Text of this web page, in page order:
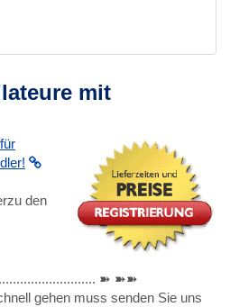
mit
den
➽ ➽➽
gehen muss senden Sie uns